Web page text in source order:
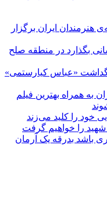
هنرمندان ایران برگزار
بگذارد در منطقه صلح
«عباس کیارستمی»
به همراه بهترین فیلم
خود را کلید می‌زند
را خواهیم گرفت
باشد بدرقه یک آرمان